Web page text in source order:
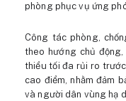
phòng phục vụ ứng
Công tác phòng,
theo hướng chủ
thiểu tối đa rủi ro
cao điểm, nhằm đảm
và người dân vùng hạ